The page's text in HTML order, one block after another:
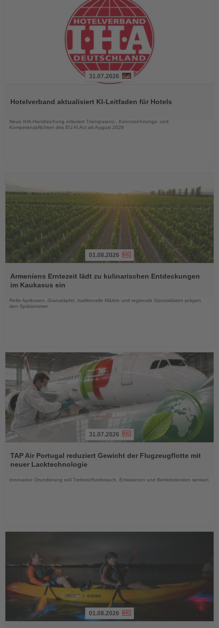
die
31.07.2026
Hotelverband aktualisiert KI-Leitfaden für Hotels
Neue IHA-Handreichung erläutert Transparenz-, Kennzeichnungs- und
Kompetenzpflichten des EU AI Act ab August 2026
Sie
die
01.08.2026
Armeniens Erntezeit lädt zu kulinarischen Entdeckungen
im Kaukasus ein
Reife Aprikosen, Granatäpfel, traditionelle Märkte und regionale Spezialitäten prägen
den Spätsommer
Sie
die
31.07.2026
TAP Air Portugal reduziert Gewicht der Flugzeugflotte mit
neuer Lacktechnologie
Innovative Grundierung soll Treibstoffverbrauch, Emissionen und Betriebskosten senken
01.08.2026